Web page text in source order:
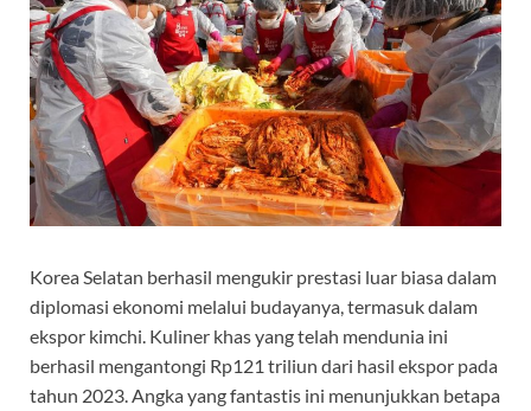
Korea Selatan berhasil mengukir prestasi luar biasa dalam
diplomasi ekonomi melalui budayanya, termasuk dalam
ekspor kimchi. Kuliner khas yang telah mendunia ini
berhasil mengantongi Rp121 triliun dari hasil ekspor pada
tahun 2023. Angka yang fantastis ini menunjukkan betapa